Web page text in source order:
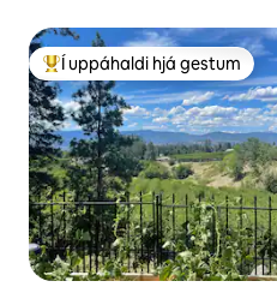
Í mestu uppáhaldi hjá gestum
Í uppáhaldi hjá gestum